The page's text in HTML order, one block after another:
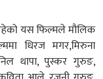
यस फिल्मले मौलिक
धिरज मगर,मिरुना
थापा, पुस्कर गुरुङ,